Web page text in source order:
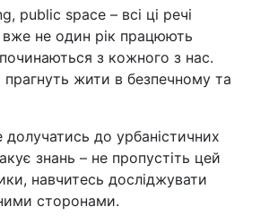
public space – всі ці речі
не один рік працюють
з кожного з нас.
жити в безпечному та
до урбаністичних
знань – не пропустіть цей
навчитесь досліджувати
сторонами.